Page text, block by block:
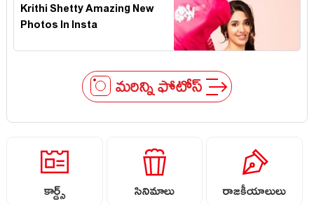
Krithi Shetty Amazing New
Photos In Insta
మరిన్ని ఫోటోస్
కార్డ్స్ సినిమాలు రాజకీయాలులు